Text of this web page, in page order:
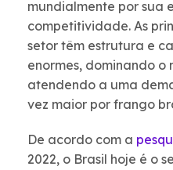
mundialmente por sua
competitividade. As
setor têm estrutura e
enormes, dominando o
atendendo a uma
vez maior por frango
De acordo com a
2022, o Brasil hoje é o